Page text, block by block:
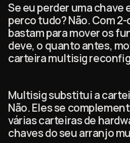
Se eu perder uma chave
perco tudo? Não. Com
bastam para mover os
deve, o quanto antes,
carteira multisig
Multisig substitui a
Não. Eles se
várias carteiras de
chaves do seu arranjo